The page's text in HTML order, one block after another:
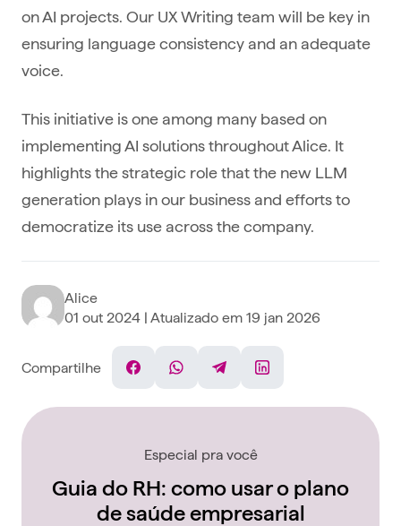
on AI projects. Our UX Writing team will be key in
ensuring language consistency and an adequate
voice.
This initiative is one among many based on
implementing AI solutions throughout Alice. It
highlights the strategic role that the new LLM
generation plays in our business and efforts to
democratize its use across the company.
Alice
01 out 2024 | Atualizado em 19 jan 2026
Compartilhe
FacebookWhatsAppTelegramLinkedin
Especial pra você
Guia do RH: como usar o plano
de saúde empresarial